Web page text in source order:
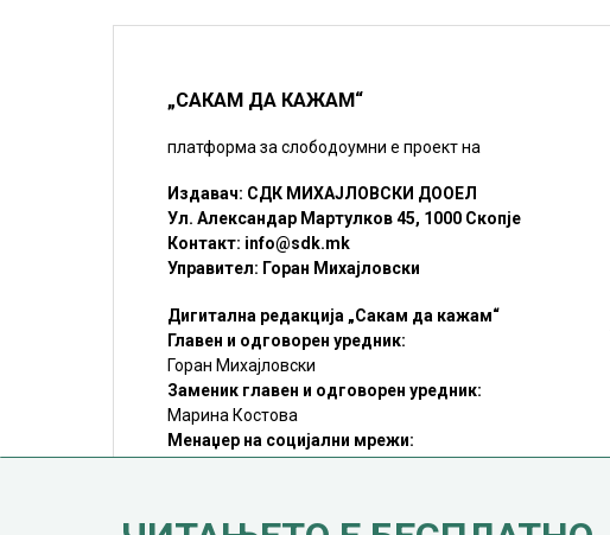
„САКАМ ДА КАЖАМ“
платформа за слободоумни е проект на
Издавач: СДК МИХАЈЛОВСКИ ДООЕЛ
Ул. Александар Мартулков 45, 1000 Скопје
Контакт: info@sdk.mk
Управител: Горан Михајловски
Дигитална редакција „Сакам да кажам“
Главен и одговорен уредник:
Горан Михајловски
Заменик главен и одговорен уредник:
Марина Костова
Менаџер на социјални мрежи: